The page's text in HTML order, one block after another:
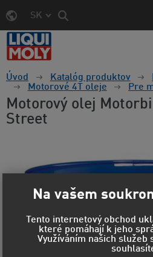
SK
Úvod Katalóg produktov
Motorové 4T oleje
Pre
Motorový olej
Street
Na vašem
Tento internetový obchod
které pomáhají k jeho
Využíváním našich služeb